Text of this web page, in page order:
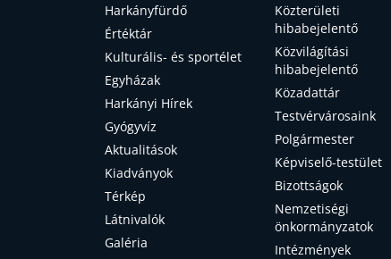
Harkányfürdő
Értéktár
Kulturális- és sportélet
Egyházak
Harkányi Hírek
Gyógyvíz
Aktualitások
Kiadványok
Térkép
Látnivalók
Galéria
Közterületi
hibabejelentő
Közvilágítási
hibabejelentő
Közadattár
Testvérvárosaink
Polgármester
Képviselő-testület
Bizottságok
Nemzetiségi
önkormányzatok
Intézmények